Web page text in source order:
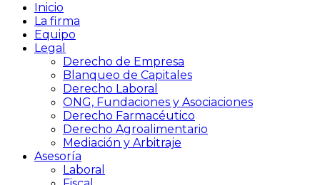
Inicio
La firma
Equipo
Legal
Derecho de Empresa
Blanqueo de Capitales
Derecho Laboral
ONG, Fundaciones y Asociaciones
Derecho Farmacéutico
Derecho Agroalimentario
Mediación y Arbitraje
Asesoría
Laboral